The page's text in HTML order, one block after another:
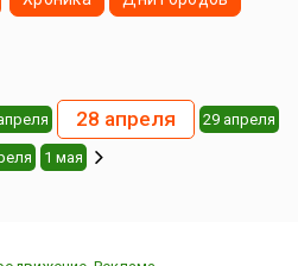
28 апреля 29 апреля
1 мая